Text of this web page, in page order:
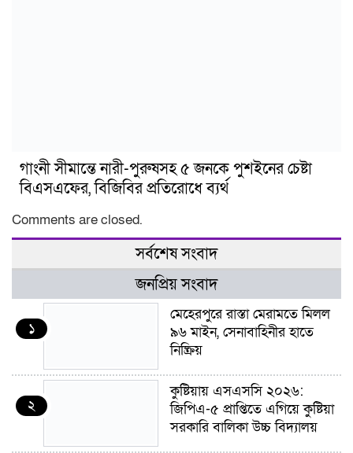
গাংনী সীমান্তে নারী-পুরুষসহ ৫ জনকে পুশইনের চেষ্টা
বিএসএফের, বিজিবির প্রতিরোধে ব্যর্থ
Comments are closed.
সর্বশেষ সংবাদ
জনপ্রিয় সংবাদ
১
মেহেরপুরে রাস্তা মেরামতে মিলল
৯৬ মাইন, সেনাবাহিনীর হাতে
নিষ্ক্রিয়
২
কুষ্টিয়ায় এসএসসি ২০২৬:
জিপিএ-৫ প্রাপ্তিতে এগিয়ে কুষ্টিয়া
সরকারি বালিকা উচ্চ বিদ্যালয়